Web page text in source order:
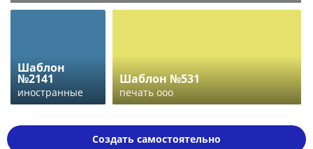
Шаблон
№2141
иностранные
Шаблон №531
печать ооо
Создать самостоятельно